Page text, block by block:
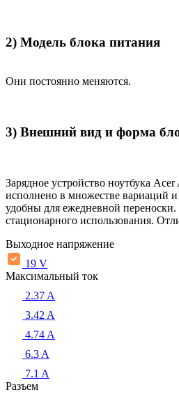
2) Модель блока питания
Они постоянно меняются.
3) Внешний вид и форма
Зарядное устройство ноутбука
исполнено в множестве вариаций
удобны для ежедневной переноски.
стационарного использования.
Выходное напряжение
19 V
Максимальный ток
2.37 A
3.42 A
4.74 A
6.3 A
7.1 A
Разъем